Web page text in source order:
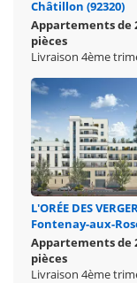
Châtillon (92320)
Appartements de
pièces
Livraison 4ème
L'ORÉE DES
Fontenay-aux-
Appartements de
pièces
Livraison 4ème